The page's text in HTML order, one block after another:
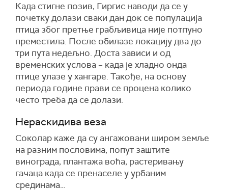
Када стигне позив, Гиргис наводи да се у
почетку долази сваки дан док се популација
птица због претње грабљивица није потпуно
преместила. После обилазе локацију два до
три пута недељно. Доста зависи и од
временских услова – када је хладно онда
птице улазе у хангаре. Такође, на основу
периода године прави се процена колико
често треба да се долази.
Нераскидива веза
Соколар каже да су ангажовани широм земље
на разним пословима, попут заштите
винограда, плантажа воћа, растеривању
гачаца када се пренаселе у урбаним
срединама…